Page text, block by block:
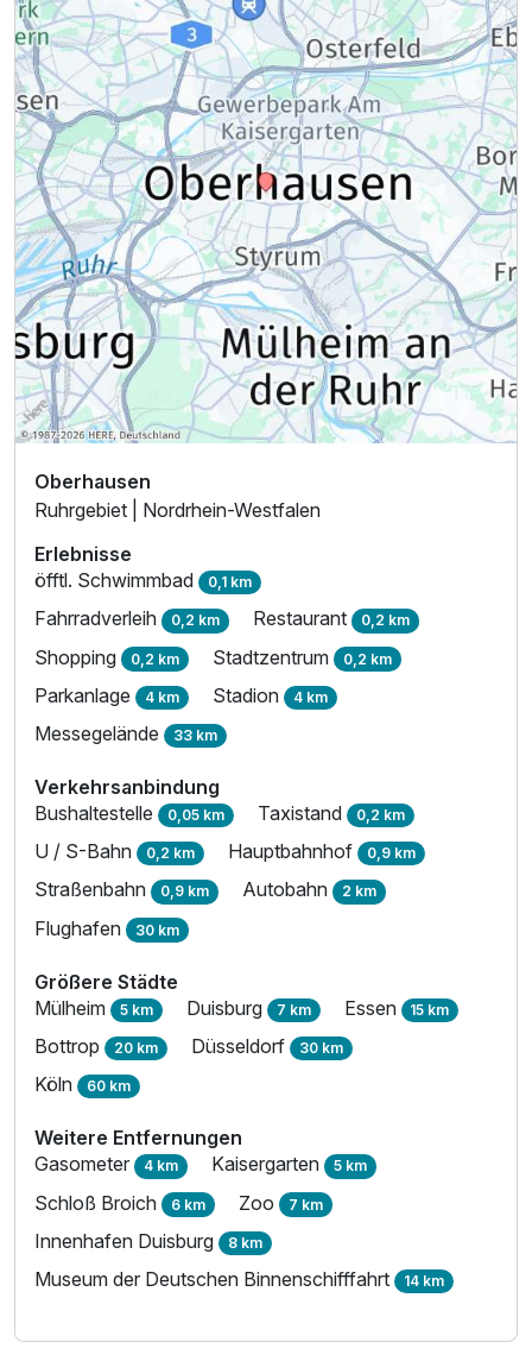
Oberhausen
Ruhrgebiet | Nordrhein-Westfalen
Erlebnisse
öfftl. Schwimmbad 0,1 km
Fahrradverleih 0,2 km Restaurant 0,2 km
Shopping 0,2 km Stadtzentrum 0,2 km
Parkanlage 4 km Stadion 4 km
Messegelände 33 km
Verkehrsanbindung
Bushaltestelle 0,05 km Taxistand 0,2 km
U / S-Bahn 0,2 km Hauptbahnhof 0,9 km
Straßenbahn 0,9 km Autobahn 2 km
Flughafen 30 km
Größere Städte
Mülheim 5 km Duisburg 7 km Essen 15 km
Bottrop 20 km Düsseldorf 30 km
Köln 60 km
Weitere Entfernungen
Gasometer 4 km Kaisergarten 5 km
Schloß Broich 6 km Zoo 7 km
Innenhafen Duisburg 8 km
Museum der Deutschen Binnenschifffahrt 14 km